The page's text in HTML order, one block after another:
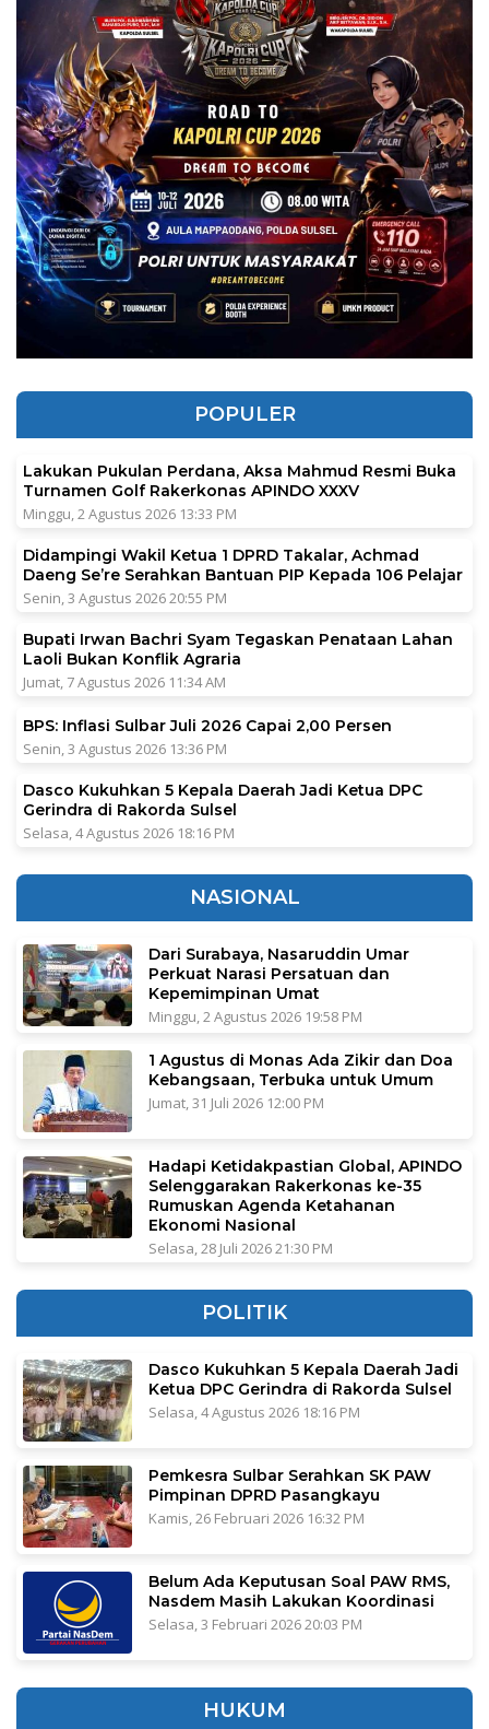
POPULER
Lakukan Pukulan Perdana, Aksa Mahmud Resmi Buka
Turnamen Golf Rakerkonas APINDO XXXV
Minggu, 2 Agustus 2026 13:33 PM
Didampingi Wakil Ketua 1 DPRD Takalar, Achmad
Daeng Se’re Serahkan Bantuan PIP Kepada 106 Pelajar
Senin, 3 Agustus 2026 20:55 PM
Bupati Irwan Bachri Syam Tegaskan Penataan Lahan
Laoli Bukan Konflik Agraria
Jumat, 7 Agustus 2026 11:34 AM
BPS: Inflasi Sulbar Juli 2026 Capai 2,00 Persen
Senin, 3 Agustus 2026 13:36 PM
Dasco Kukuhkan 5 Kepala Daerah Jadi Ketua DPC
Gerindra di Rakorda Sulsel
Selasa, 4 Agustus 2026 18:16 PM
NASIONAL
Dari Surabaya, Nasaruddin Umar
Perkuat Narasi Persatuan dan
Kepemimpinan Umat
Minggu, 2 Agustus 2026 19:58 PM
1 Agustus di Monas Ada Zikir dan Doa
Kebangsaan, Terbuka untuk Umum
Jumat, 31 Juli 2026 12:00 PM
Hadapi Ketidakpastian Global, APINDO
Selenggarakan Rakerkonas ke-35
Rumuskan Agenda Ketahanan
Ekonomi Nasional
Selasa, 28 Juli 2026 21:30 PM
POLITIK
Dasco Kukuhkan 5 Kepala Daerah Jadi
Ketua DPC Gerindra di Rakorda Sulsel
Selasa, 4 Agustus 2026 18:16 PM
Pemkesra Sulbar Serahkan SK PAW
Pimpinan DPRD Pasangkayu
Kamis, 26 Februari 2026 16:32 PM
Belum Ada Keputusan Soal PAW RMS,
Nasdem Masih Lakukan Koordinasi
Selasa, 3 Februari 2026 20:03 PM
HUKUM